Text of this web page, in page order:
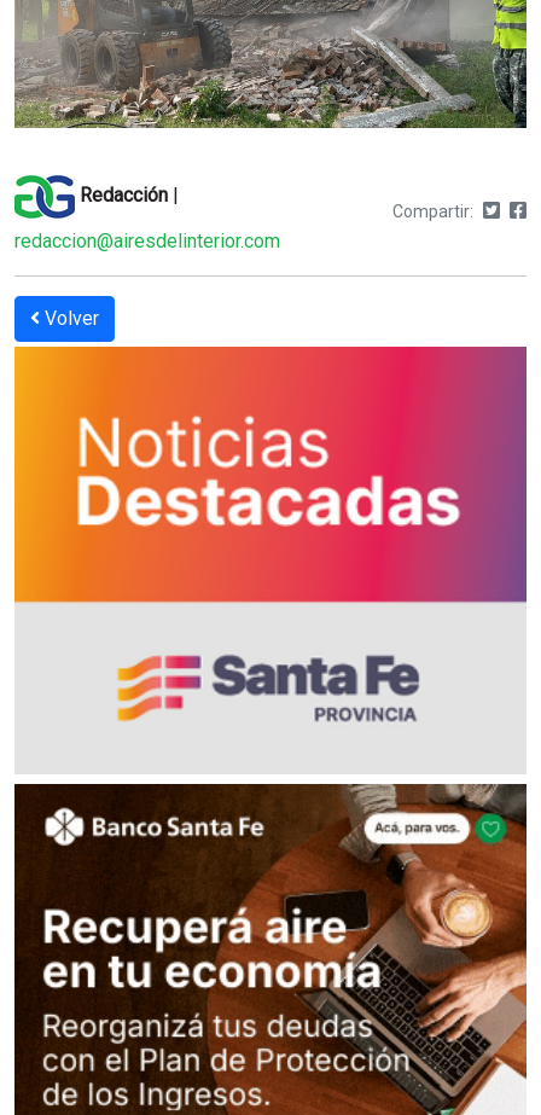
Redacción
redaccion@airesdelinterior.com
Compartir:
Volver